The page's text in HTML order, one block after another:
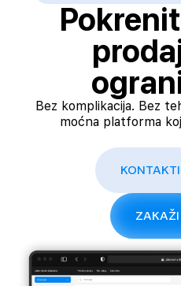
Bez komplikacija. Bez
moćna platforma
ZAKAŽI